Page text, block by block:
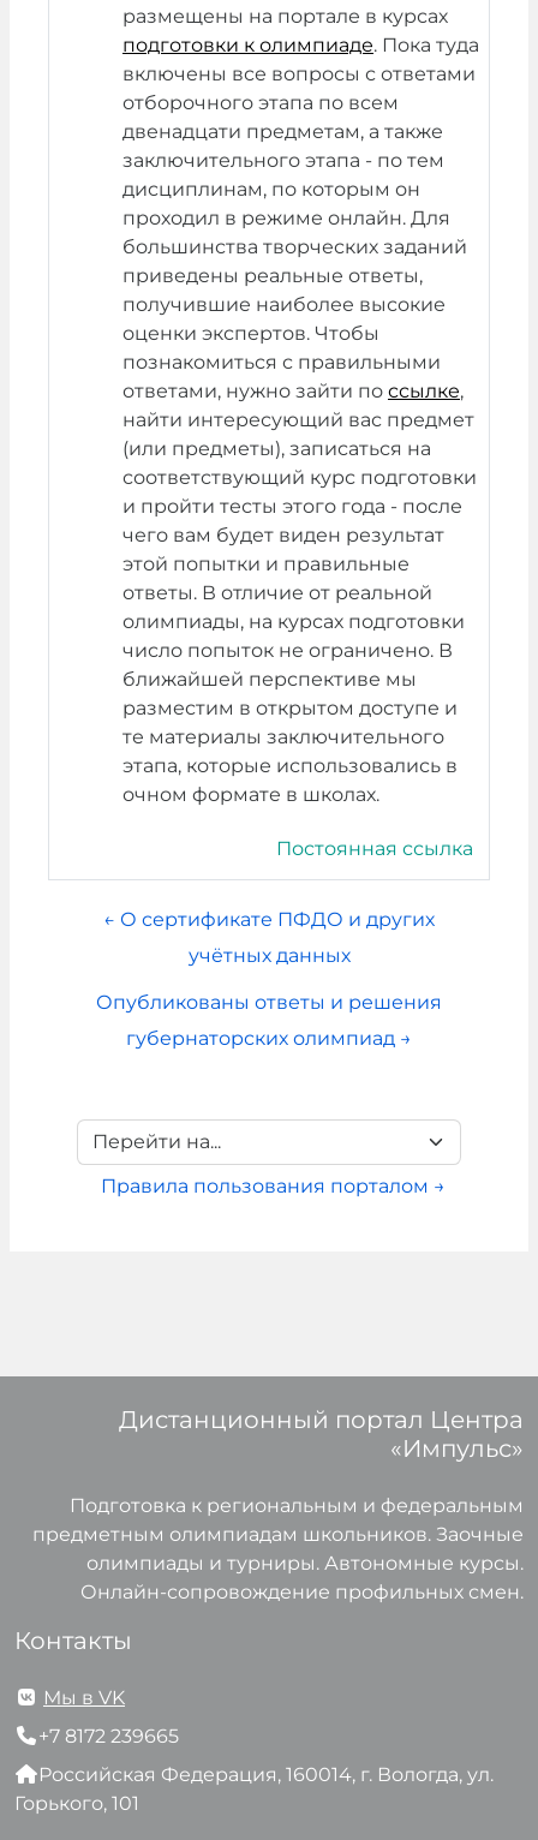
размещены на портале в курсах
подготовки к олимпиаде. Пока туда
включены все вопросы с ответами
отборочного этапа по всем
двенадцати предметам, а также
заключительного этапа - по тем
дисциплинам, по которым он
проходил в режиме онлайн. Для
большинства творческих заданий
приведены реальные ответы,
получившие наиболее высокие
оценки экспертов. Чтобы
познакомиться с правильными
ответами, нужно зайти по ссылке,
найти интересующий вас предмет
(или предметы), записаться на
соответствующий курс подготовки
и пройти тесты этого года - после
чего вам будет виден результат
этой попытки и правильные
ответы. В отличие от реальной
олимпиады, на курсах подготовки
число попыток не ограничено. В
ближайшей перспективе мы
разместим в открытом доступе и
те материалы заключительного
этапа, которые использовались в
очном формате в школах.
Постоянная ссылка
← О сертификате ПФДО и других
учётных данных
Опубликованы ответы и решения
губернаторских олимпиад →
Перейти на...
Правила пользования порталом →
Дистанционный портал Центра
«Импульс»
Подготовка к региональным и федеральным
предметным олимпиадам школьников. Заочные
олимпиады и турниры. Автономные курсы.
Онлайн-сопровождение профильных смен.
Контакты
Мы в VK
+7 8172 239665
Российская Федерация, 160014, г. Вологда, ул.
Горького, 101